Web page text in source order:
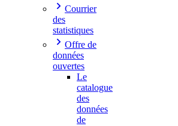
Courrier
des
statistiques
Offre de
données
ouvertes
Le
catalogue
des
données
de